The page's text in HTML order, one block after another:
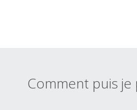
Comment puis je